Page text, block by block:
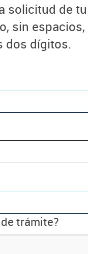
solicitud de
sin
dos dígitos.
trámite?